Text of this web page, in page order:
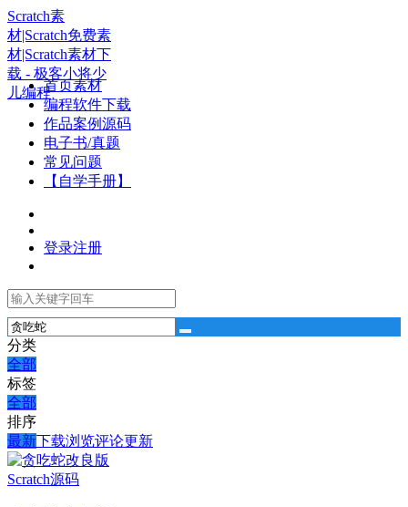
Scratch素
材|Scratch免费素
材|Scratch素材下
载 - 极客小将少
儿编程首页素材
编程软件下载
作品案例源码
电子书/真题
常见问题
【自学手册】
登录注册
分类
全部
标签
全部
排序
最新下载浏览评论更新
Scratch源码